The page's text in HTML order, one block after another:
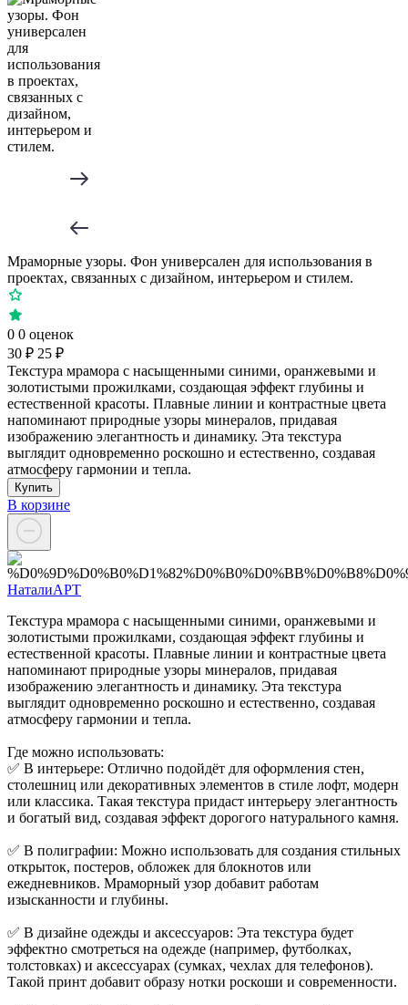
Мраморные узоры. Фон универсален для использования в
проектах, связанных с дизайном, интерьером и стилем.
0 0 оценок
30 ₽ 25 ₽
Текстура мрамора с насыщенными синими, оранжевыми и
золотистыми прожилками, создающая эффект глубины и
естественной красоты. Плавные линии и контрастные цвета
напоминают природные узоры минералов, придавая
изображению элегантность и динамику. Эта текстура
выглядит одновременно роскошно и естественно, создавая
атмосферу гармонии и тепла.
Купить
В корзине
НаталиАРТ
Текстура мрамора с насыщенными синими, оранжевыми и
золотистыми прожилками, создающая эффект глубины и
естественной красоты. Плавные линии и контрастные цвета
напоминают природные узоры минералов, придавая
изображению элегантность и динамику. Эта текстура
выглядит одновременно роскошно и естественно, создавая
атмосферу гармонии и тепла.
Где можно использовать:
✅ В интерьере: Отлично подойдёт для оформления стен,
столешниц или декоративных элементов в стиле лофт, модерн
или классика. Такая текстура придаст интерьеру элегантность
и богатый вид, создавая эффект дорогого натурального камня.
✅ В полиграфии: Можно использовать для создания стильных
открыток, постеров, обложек для блокнотов или
ежедневников. Мраморный узор добавит работам
изысканности и глубины.
✅ В дизайне одежды и аксессуаров: Эта текстура будет
эффектно смотреться на одежде (например, футболках,
толстовках) и аксессуарах (сумках, чехлах для телефонов).
Такой принт добавит образу нотки роскоши и современности.